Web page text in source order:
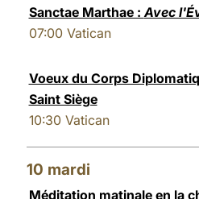
Sanctae Marthae :Avec
07:00 Vatican
Voeux du Corps
Saint Siège
10:30 Vatican
10 mardi
Méditation matinale en la